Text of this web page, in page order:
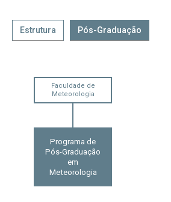
Estrutura Pós-Graduação
Faculdade de
Meteorologia
Programa de
Pós-Graduação
em
Meteorologia